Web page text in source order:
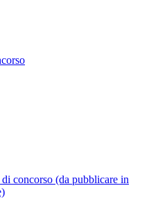
concorso (da pubblicare in